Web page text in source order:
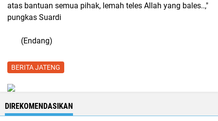
atas bantuan semua pihak, lemah teles Allah yang bales..,"
pungkas Suardi
(Endang)
BERITA JATENG
DIREKOMENDASIKAN